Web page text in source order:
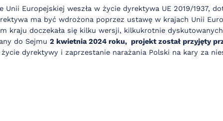
Europejskiej weszła w życie dyrektywa UE 2019/1937,
ma być wdrożona poprzez ustawę w krajach Unii
kraju doczekała się kilku wersji, kilkukrotnie
do Sejmu 2 kwietnia 2024 roku, projekt został przyjęty
dyrektywy i zaprzestanie narażania Polski na kary za